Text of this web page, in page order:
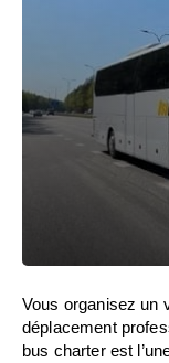
Vous organisez un
déplacement
bus charter est